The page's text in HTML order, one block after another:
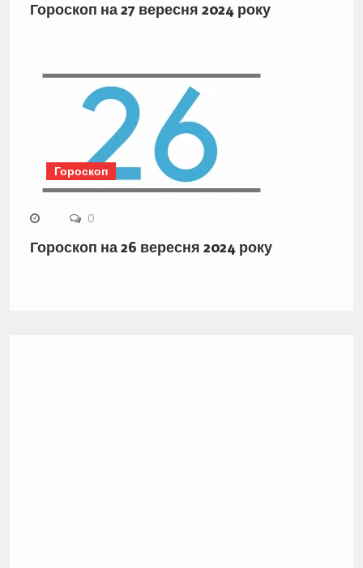
Гороскоп на 27 вересня 2024 року
Гороскоп
0
Гороскоп на 26 вересня 2024 року